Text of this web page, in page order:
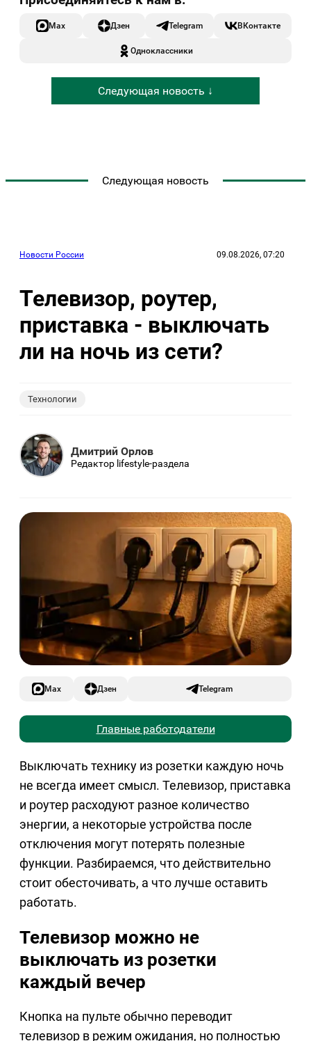
Max Дзен Telegram ВКонтакте
Одноклассники
Следующая новость ↓
Следующая новость
Новости России 09.08.2026, 07:20
Телевизор, роутер,
приставка - выключать
ли на ночь из сети?
Технологии
Дмитрий Орлов
Редактор lifestyle-раздела
Max Дзен Telegram
Главные работодатели
Выключать технику из розетки каждую ночь
не всегда имеет смысл. Телевизор, приставка
и роутер расходуют разное количество
энергии, а некоторые устройства после
отключения могут потерять полезные
функции. Разбираемся, что действительно
стоит обесточивать, а что лучше оставить
работать.
Телевизор можно не
выключать из розетки
каждый вечер
Кнопка на пульте обычно переводит
телевизор в режим ожидания, но полностью